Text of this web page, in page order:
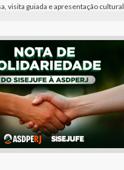
visita guiada e apresentação cultural